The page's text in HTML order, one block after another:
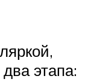
этапа: